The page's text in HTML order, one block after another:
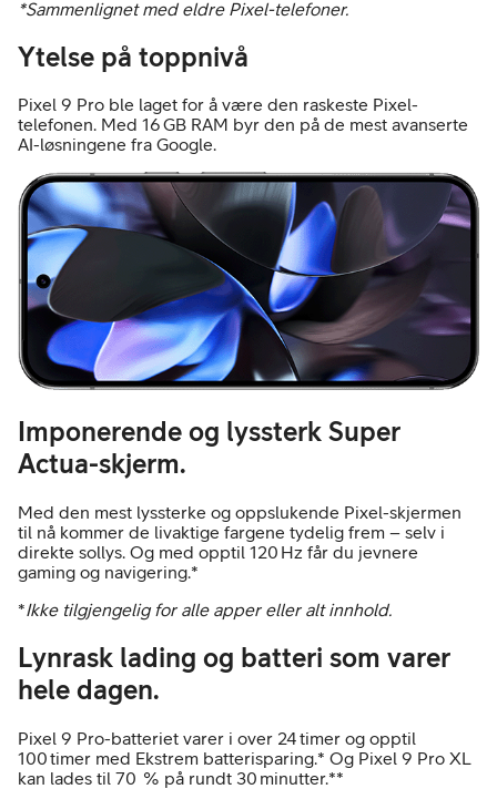
*Sammenlignet med eldre Pixel-telefoner.
Ytelse på toppnivå
Pixel 9 Pro ble laget for å være den raskeste Pixel-
telefonen. Med 16 GB RAM byr den på de mest avanserte
AI-løsningene fra Google.
Imponerende og lyssterk Super
Actua-skjerm.
Med den mest lyssterke og oppslukende Pixel-skjermen
til nå kommer de livaktige fargene tydelig frem – selv i
direkte sollys. Og med opptil 120 Hz får du jevnere
gaming og navigering.*
*Ikke tilgjengelig for alle apper eller alt innhold.
Lynrask lading og batteri som varer
hele dagen.
Pixel 9 Pro-batteriet varer i over 24 timer og opptil
100 timer med Ekstrem batterisparing.* Og Pixel 9 Pro XL
kan lades til 70 % på rundt 30 minutter.**